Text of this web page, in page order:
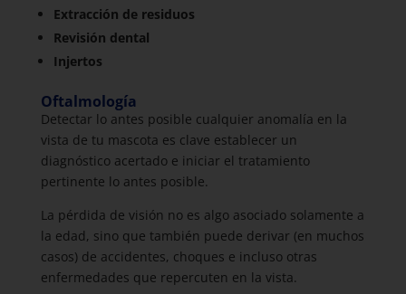
Extracción de residuos
Revisión dental
Injertos
Oftalmología
Detectar lo antes posible cualquier anomalía en la
vista de tu mascota es clave establecer un
diagnóstico acertado e iniciar el tratamiento
pertinente lo antes posible.
La pérdida de visión no es algo asociado solamente a
la edad, sino que también puede derivar (en muchos
casos) de accidentes, choques e incluso otras
enfermedades que repercuten en la vista.